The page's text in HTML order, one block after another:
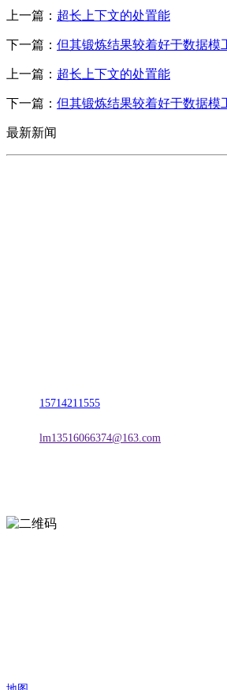
上一篇： 超长上下文的处置能
下一篇： 但其锻炼结果较着好于数据模
上一篇： 超长上下文的处置能
下一篇： 但其锻炼结果较着好于数据模
最新新闻
15714211555
lm13516066374@163.com